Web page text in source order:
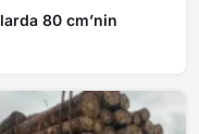
80 cm’nin